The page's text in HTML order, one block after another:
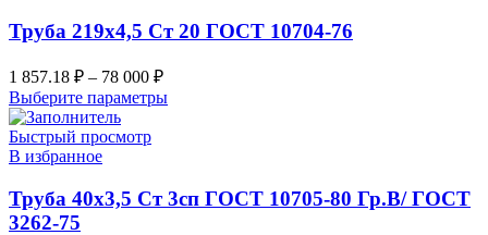
Труба 219х4,5 Ст 20 ГОСТ 10704-76
1 857.18 ₽ – 78 000 ₽
Выберите параметры
Быстрый просмотр
В избранное
Труба 40х3,5 Ст 3сп ГОСТ 10705-80 Гр.В/ ГОСТ
3262-75